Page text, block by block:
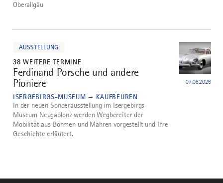
Oberallgäu
AUSSTELLUNG
38 WEITERE TERMINE
5
Ferdinand Porsche und andere
Pioniere
ISERGEBIRGS-MUSEUM — KAUFBEUREN
07.08.2026
In der neuen Sonderausstellung im Isergebirgs-
Museum Neugablonz werden Wegbereiter der
Mobilität aus Böhmen und Mähren vorgestellt und Ihre
Geschichte erläutert.